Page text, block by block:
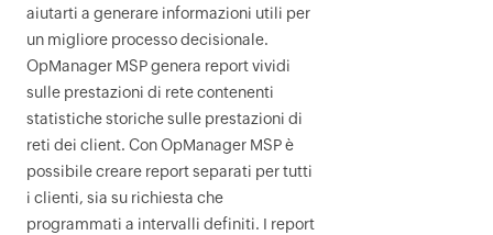
aiutarti a generare informazioni utili per
un migliore processo decisionale.
OpManager MSPgenera report vividi
sulle prestazioni di rete contenenti
statistiche storiche sulle prestazioni di
reti dei client. ConOpManager MSPè
possibile creare report separati per tutti
i clienti, sia su richiesta che
programmati a intervalli definiti. I report